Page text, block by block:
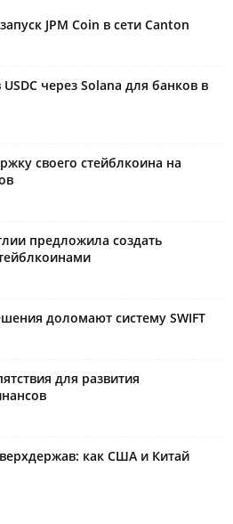
JPM Coin в сети Canton
через Solana для банков в
своего стейблкоина на
предложила создать
доломают систему SWIFT
для развития
как США и Китай